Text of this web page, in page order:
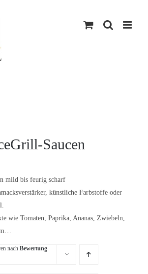
Grill-Saucen
mild bis feurig scharf
künstliche Farbstoffe oder
wie Tomaten, Paprika, Ananas, Zwiebeln,
nach Bewertung